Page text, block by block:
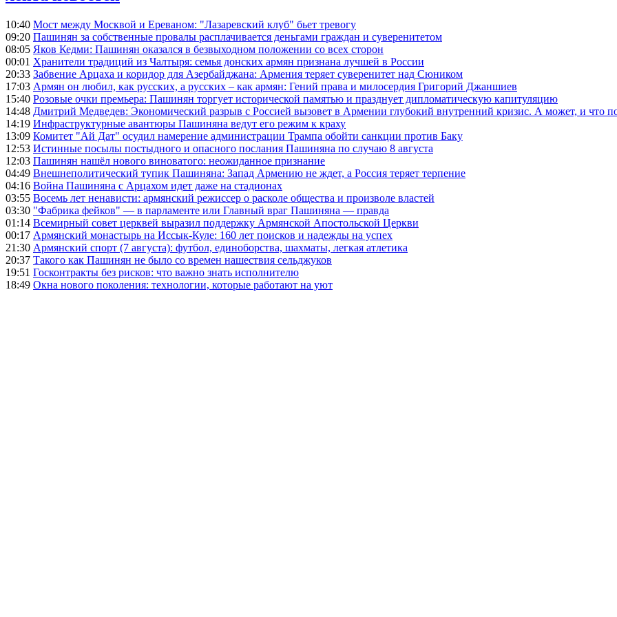
10:40 Мост между Москвой и Ереваном: "Лазаревский клуб" бьет тревогу
09:20 Пашинян за собственные провалы расплачивается деньгами граждан и суверенитетом
08:05 Яков Кедми: Пашинян оказался в безвыходном положении со всех сторон
00:01 Хранители традиций из Чалтыря: семья донских армян признана лучшей в России
20:33 Забвение Арцаха и коридор для Азербайджана: Армения теряет суверенитет над Сюником
17:03 Армян он любил, как русских, а русских – как армян: Гений права и милосердия Григорий Джаншиев
15:40 Розовые очки премьера: Пашинян торгует исторической памятью и празднует дипломатическую капитуляцию
14:48 Дмитрий Медведев: Экономический разрыв с Россией вызовет в Армении глубокий внутренний кризис. А может, и что
14:19 Инфраструктурные авантюры Пашиняна ведут его режим к краху
13:09 Комитет "Ай Дат" осудил намерение администрации Трампа обойти санкции против Баку
12:53 Истинные посылы постыдного и опасного послания Пашиняна по случаю 8 августа
12:03 Пашинян нашёл нового виноватого: неожиданное признание
04:49 Внешнеполитический тупик Пашиняна: Запад Армению не ждет, а Россия теряет терпение
04:16 Война Пашиняна с Арцахом идет даже на стадионах
03:55 Восемь лет ненависти: армянский режиссер о расколе общества и произволе властей
03:30 "Фабрика фейков" — в парламенте или Главный враг Пашиняна — правда
01:14 Всемирный совет церквей выразил поддержку Армянской Апостольской Церкви
00:17 Армянский монастырь на Иссык-Куле: 160 лет поисков и надежды на успех
21:30 Армянский спорт (7 августа): футбол, единоборства, шахматы, легкая атлетика
20:37 Такого как Пашинян не было со времен нашествия сельджуков
19:51 Госконтракты без рисков: что важно знать исполнителю
18:49 Окна нового поколения: технологии, которые работают на уют